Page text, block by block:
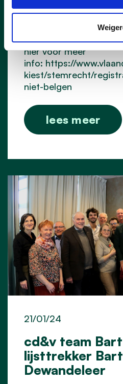
Niet-Belgische
van de Europese Unie
voor de
hier voor meer
info: https://
kiest/stemrecht/
niet-belgen
lees meer
cd&v team
lijsttrekker Bart
Dewandeleer
21/01/24